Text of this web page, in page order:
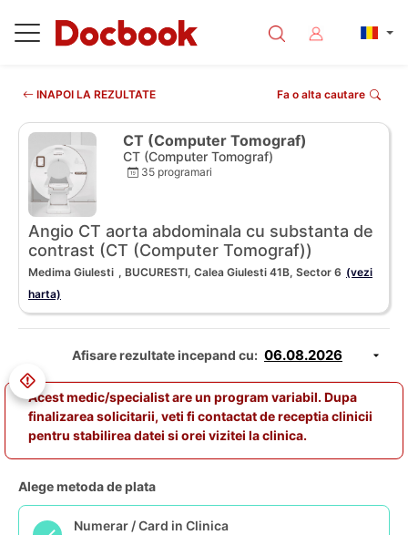
INAPOI LA REZULTATE Fa o alta cautare
CT (Computer Tomograf)
CT (Computer Tomograf)
35 programari
Angio CT aorta abdominala cu substanta de
contrast (CT (Computer Tomograf))
Medima Giulesti , BUCURESTI, Calea Giulesti 41B, Sector 6 (vezi
harta)
Afisare rezultate incepand cu:
Acest medic/specialist are un program variabil. Dupa
finalizarea solicitarii, veti fi contactat de receptia clinicii
pentru stabilirea datei si orei vizitei la clinica.
Alege metoda de plata
Numerar / Card in Clinica